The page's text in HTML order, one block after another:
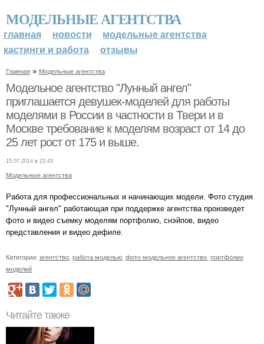
МОДЕЛЬНЫЕ АГЕНТСТВА
главная новости
модельные агентства
кастинги и работа
отзывы
Главная » Модельные агентства
Модельное агентство "Лунный ангел"
приглашается девушек-моделей для работы
моделями в России в частности в Твери и в
Москве требование к моделям возраст от 14 до
25 лет рост от 175 и выше.
15.07.2014 в 23:43
Модельные агентства
Работа для профессиональных и начинающих модели. Фото студия
"Лунный ангел" работающая при поддержке агентства произведет
фото и видео съемку моделям портфолио, снэйпов, видео
представления и видео дефиле.
Категории: агентство работа моделью фото модельное агентство портфолио
моделей
Читайте также